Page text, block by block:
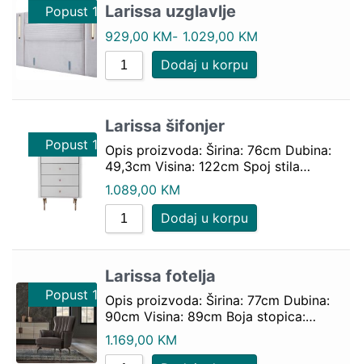
Popust 10%
Popust 10%Larissa uzglavlje
929,00 KM- 1.029,00 KM
Dodaj u korpu
Popust 10%
Larissa šifonjer
Opis proizvoda: Širina: 76cm Dubina:
49,3cm Visina: 122cm Spoj stila…
1.089,00 KM
Dodaj u korpu
Popust 10%
Popust 10%
Larissa fotelja
Opis proizvoda: Širina: 77cm Dubina:
90cm Visina: 89cm Boja stopica:…
1.169,00 KM